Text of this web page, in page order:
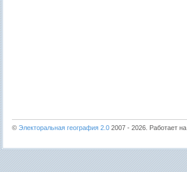
© Электоральная география 2.0 2007 - 2026. Работает на